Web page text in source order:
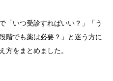
「いつ受診すればいい？」「う
階でも薬は必要？」と迷う方に
方をまとめました。